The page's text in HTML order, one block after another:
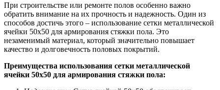
При строительстве или ремонте полов особенно важно
обратить внимание на их прочность и надежность. Один из
способов достичь этого – использование сетки металлической
ячейки 50х50 для армирования стяжки пола. Это
незаменимый материал, который значительно повышает
качество и долговечность половых покрытий.
Преимущества использования сетки металлической
ячейки 50х50 для армирования стяжки пола: